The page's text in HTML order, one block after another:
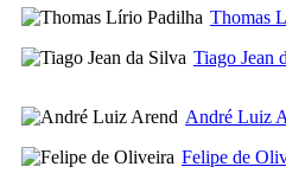
Thomas
Tiago Jean
André Luiz
Felipe de